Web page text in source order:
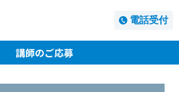
電話受付
講師のご応募